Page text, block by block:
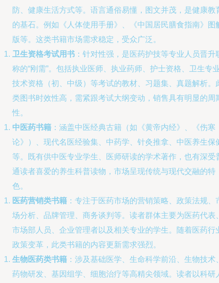
防、健康生活方式等。语言通俗易懂，图文并茂，是健康教
的基石。例如《人体使用手册》、《中国居民膳食指南》图
版等。这类书籍市场需求稳定，受众广泛。
卫生资格考试用书 ：针对性强，是医药护技等专业人员晋升
称的“刚需”。包括执业医师、执业药师、护士资格、卫生专
技术资格（初、中级）等考试的教材、习题集、真题解析。
类图书时效性高，需紧跟考试大纲变动，销售具有明显的周
性。
中医药书籍 ：涵盖中医经典古籍（如《黄帝内经》、《伤寒
论》）、现代名医经验集、中药学、针灸推拿、中医养生保
等。既有供中医专业学生、医师研读的学术著作，也有深受
通读者喜爱的养生科普读物，市场呈现传统与现代交融的特
色。
医药营销类书籍 ：专注于医药市场的营销策略、政策法规、
场分析、品牌管理、商务谈判等。读者群体主要为医药代表
市场部人员、企业管理者以及相关专业的学生。随着医药行
政策变革，此类书籍的内容更新需求强烈。
生物医药类书籍 ：涉及基础医学、生命科学前沿、生物技术
药物研发、基因组学、细胞治疗等高精尖领域。读者以科研